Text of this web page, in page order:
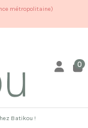
métropolitaine)
0
Batikou !